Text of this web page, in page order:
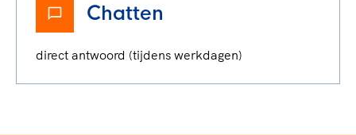
Chatten
direct antwoord (tijdens werkdagen)